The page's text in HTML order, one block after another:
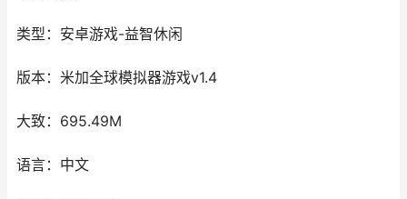
类型：安卓游戏-益智休闲
版本：米加全球模拟器游戏v1.4
大致：695.49M
语言：中文